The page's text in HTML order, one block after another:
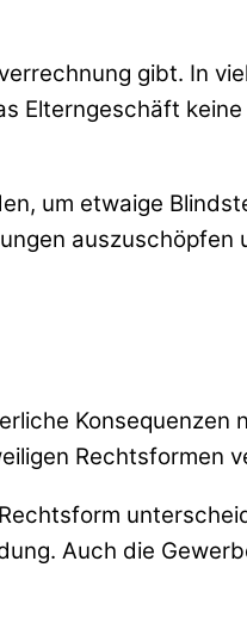
gibt. In
Elterngeschäft
um etwaige
Konsequenzen
Rechtsformen
Auch die